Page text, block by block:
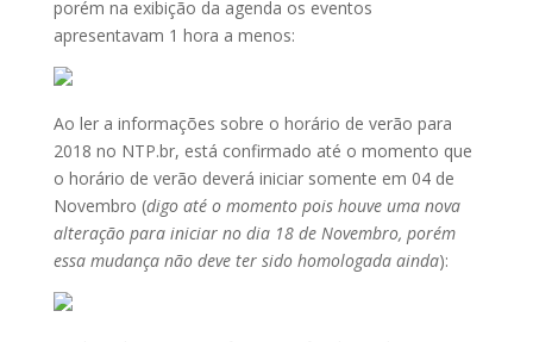
porém na exibição da agenda os eventos
apresentavam 1 hora a menos:
Ao ler a informações sobre o horário de verão para
2018 no NTP.br, está confirmado até o momento que
o horário de verão deverá iniciar somente em 04 de
Novembro (digo até o momento pois houve uma nova
alteração para iniciar no dia 18 de Novembro, porém
essa mudança não deve ter sido homologada ainda):